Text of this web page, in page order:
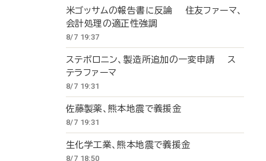
米ゴッサムの報告書に反論 住友ファーマ、
会計処理の適正性強調
8/7 19:37
ステボロニン、製造所追加の一変申請 ス
テラファーマ
8/7 19:31
佐藤製薬、熊本地震で義援金
8/7 19:31
生化学工業、熊本地震で義援金
8/7 18:50